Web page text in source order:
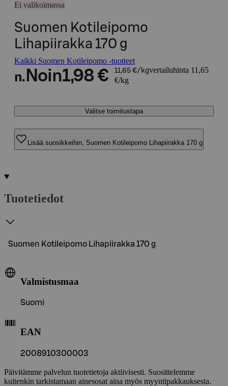
Ei valikoimassa
Suomen Kotileipomo
Lihapiirakka 170 g
Kaikki Suomen Kotileipomo -tuotteet
n. Noin1,98 € 11,65 €/kgvertailuhinta 11,65
€/kg
Valitse toimitustapa
Lisää suosikkeihin, Suomen Kotileipomo Lihapiirakka 170 g
Tuotetiedot
Suomen Kotileipomo Lihapiirakka 170 g
Valmistusmaa
Suomi
EAN
2008910300003
Päivitämme palvelun tuotetietoja aktiivisesti. Suosittelemme
kuitenkin tarkistamaan ainesosat aina myös myyntipakkauksesta.